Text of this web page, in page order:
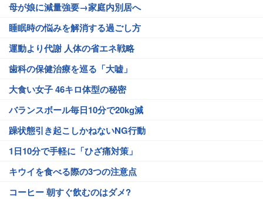
母が娘に減量強要→家庭内別居へ
睡眠時の悩みを解消する過ごし方
運動より代謝 人体の省エネ戦略
歯科の保健治療を巡る「大嘘」
大食い女子 46キロ体型の秘密
バランスボール毎日10分で20kg減
躁状態引き起こしかねないNG行動
1日10分で手軽に「ひざ痛対策」
キウイを食べる際の3つの注意点
コーヒー 朝すぐ飲むのはダメ?